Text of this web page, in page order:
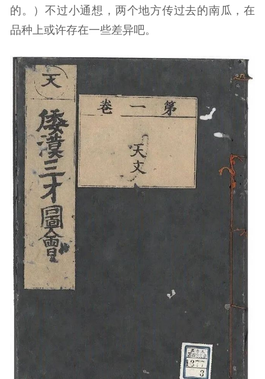
的。）不过小通想，两个地方传过去的南瓜，在
品种上或许存在一些差异吧。